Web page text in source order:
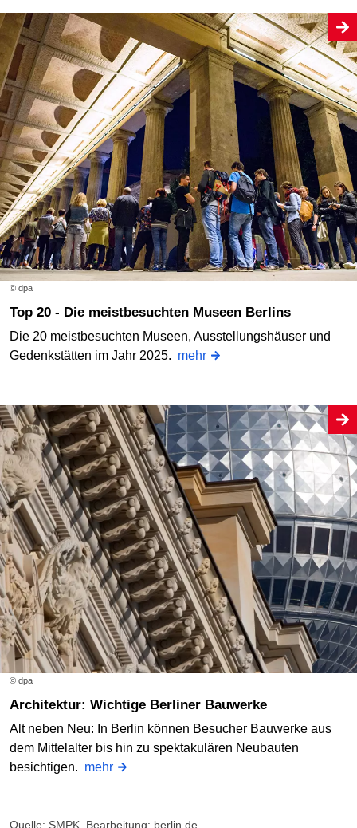
© dpa
Top 20 - Die meistbesuchten Museen Berlins
Die 20 meistbesuchten Museen, Ausstellungshäuser und
Gedenkstätten im Jahr 2025. mehr
© dpa
Architektur: Wichtige Berliner Bauwerke
Alt neben Neu: In Berlin können Besucher Bauwerke aus
dem Mittelalter bis hin zu spektakulären Neubauten
besichtigen. mehr
Quelle: SMPK, Bearbeitung: berlin.de